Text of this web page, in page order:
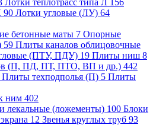
Лотки теплотрасс типа Л 156
90 Лотки угловые (ЛУ) 64
бетонные маты 7 Опорные
59 Плиты каналов облицовочные
(ПТУ, ПДУ) 19 Плиты ниш 8
(П, ПД, ПТ, ПТО, ВП и др.) 442
Плиты техподполья (П) 5 Плиты
ним 402
лекальные (ложементы) 100 Блоки
12 Звенья круглых труб 93